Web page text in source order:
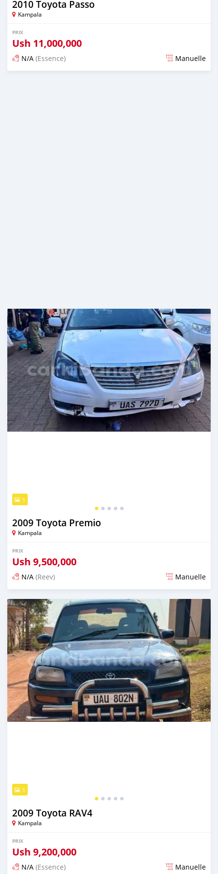
2010 Toyota Passo
Kampala
PRIX
Ush 11,000,000
N/A (Essence) Manuelle
5
2009 Toyota Premio
Kampala
PRIX
Ush 9,500,000
N/A (Reev) Manuelle
Publié il y a 2 jours
5
2009 Toyota RAV4
Kampala
PRIX
Ush 9,200,000
N/A (Essence) Manuelle